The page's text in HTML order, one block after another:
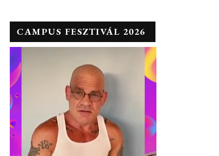
CAMPUS FESZTIVÁL 2026